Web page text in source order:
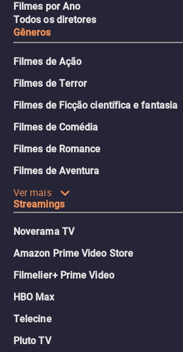
Filmes por Ano
Todos os diretores
Gêneros
Filmes de Ação
Filmes de Terror
Filmes de Ficção científica e fantasia
Filmes de Comédia
Filmes de Romance
Filmes de Aventura
Ver mais
Streamings
Noverama TV
Amazon Prime Video Store
Filmelier+ Prime Video
HBO Max
Telecine
Pluto TV